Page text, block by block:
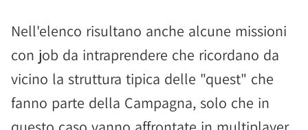
Nell'elenco risultano anche alcune missioni
con job da intraprendere che ricordano da
vicino la struttura tipica delle "quest" che
fanno parte della Campagna, solo che in